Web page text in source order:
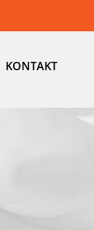
KONTAKT